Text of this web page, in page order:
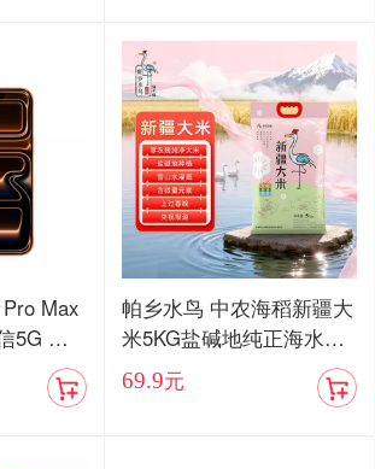
Max
5G 双
发售】
帕乡水鸟 中农海稻新疆大
米5KG盐碱地纯正海水稻
当季新米
69.9元